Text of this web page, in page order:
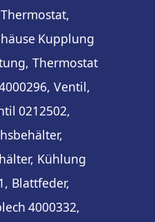
Kupplung
Thermostat
Ventil,
0212502,
Kühlung
Blattfeder,
4000332,